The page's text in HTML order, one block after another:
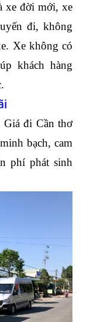
xe đời mới, xe
đi, không
Xe không có
khách hàng
Giá đi Cần thơ
bạch, cam
phí phát sinh